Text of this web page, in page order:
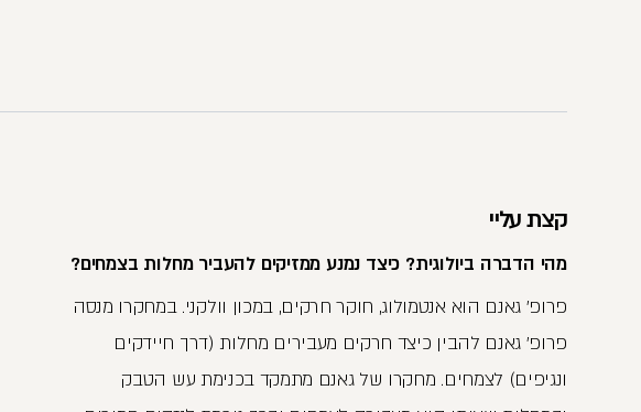
קצת עליי
מהי הדברה ביולוגית? כיצד נמנע ממזיקים להעביר מחלות בצמחים?
פרופ' גאנם הוא אנטמולוג, חוקר חרקים, במכון וולקני. במחקרו מנסה
פרופ' גאנם להבין כיצד חרקים מעבירים מחלות (דרך חיידקים
ונגיפים) לצמחים. מחקרו של גאנם מתמקד בכנימת עש הטבק